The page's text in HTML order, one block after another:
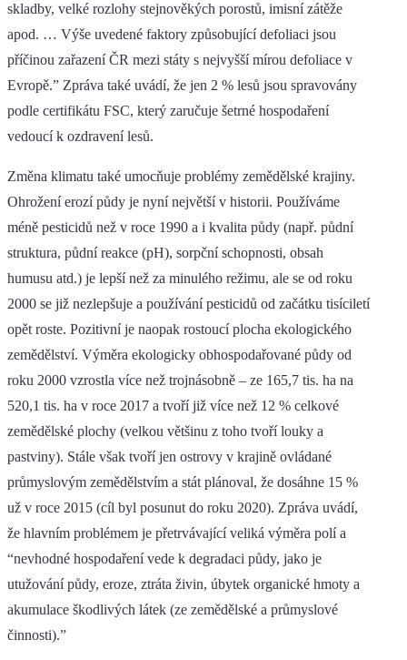
skladby, velké rozlohy stejnověkých porostů, imisní zátěže
apod. … Výše uvedené faktory způsobující defoliaci jsou
příčinou zařazení ČR mezi státy s nejvyšší mírou defoliace v
Evropě.” Zpráva také uvádí, že jen 2 % lesů jsou spravovány
podle certifikátu FSC, který zaručuje šetrné hospodaření
vedoucí k ozdravení lesů.
Změna klimatu také umocňuje problémy zemědělské krajiny.
Ohrožení erozí půdy je nyní největší v historii. Používáme
méně pesticidů než v roce 1990 a i kvalita půdy (např. půdní
struktura, půdní reakce (pH), sorpční schopnosti, obsah
humusu atd.) je lepší než za minulého režimu, ale se od roku
2000 se již nezlepšuje a používání pesticidů od začátku tisíciletí
opět roste. Pozitivní je naopak rostoucí plocha ekologického
zemědělství. Výměra ekologicky obhospodařované půdy od
roku 2000 vzrostla více než trojnásobně – ze 165,7 tis. ha na
520,1 tis. ha v roce 2017 a tvoří již více než 12 % celkové
zemědělské plochy (velkou většinu z toho tvoří louky a
pastviny). Stále však tvoří jen ostrovy v krajině ovládané
průmyslovým zemědělstvím a stát plánoval, že dosáhne 15 %
už v roce 2015 (cíl byl posunut do roku 2020). Zpráva uvádí,
že hlavním problémem je přetrvávající veliká výměra polí a
“nevhodné hospodaření vede k degradaci půdy, jako je
utužování půdy, eroze, ztráta živin, úbytek organické hmoty a
akumulace škodlivých látek (ze zemědělské a průmyslové
činnosti).”